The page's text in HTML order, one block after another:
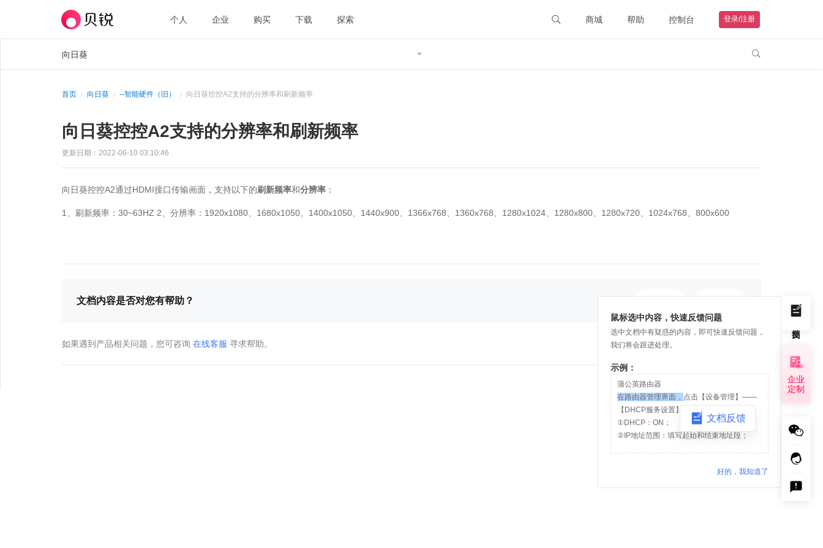
个人 企业 购买 下载 探索 商城 帮助 控制台 登录/注册
向日葵  
首页 向日葵 --智能硬件（旧） 向日葵控控A2支持的分辨率和刷新频率
向日葵控控A2支持的分辨率和刷新频率
更新日期：2022-06-10 03:10:46
向日葵控控A2通过HDMI接口传输画面，支持以下的刷新频率和分辨率 ：
1、刷新频率：30~63HZ 2、分辨率：1920x1080、1680x1050、1400x1050、1440x900、1366x768、1360x768、1280x1024、1280x800、1280x720、1024x768、800x600
文档内容是否对您有帮助？
如果遇到产品相关问题，您可咨询 在线客服 寻求帮助。
鼠标选中内容，快速反馈问题
选中文档中有疑惑的内容，即可快速反馈问题，
我们将会跟进处理。
示例：
蒲公英路由器
在路由器管理界面， 点击【设备管理】——
【DHCP服务设置】
①DHCP：ON；
②IP地址范围：填写起始和结束地址段；
文档反馈
好的，我知道了
企业
定制